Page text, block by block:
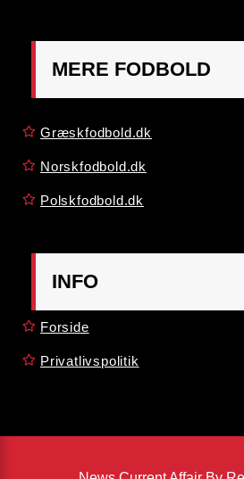
MERE FODBOLD
Græskfodbold.dk
Norskfodbold.dk
Polskfodbold.dk
INFO
Forside
Privatlivspolitik